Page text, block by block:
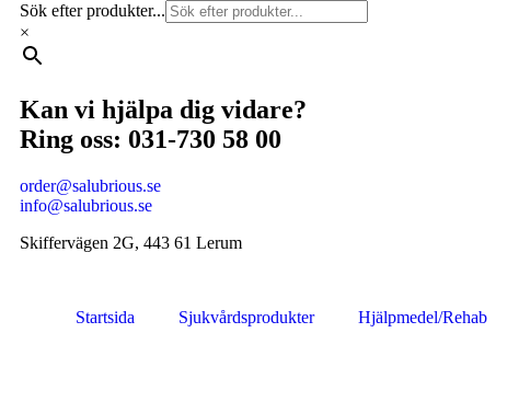
Sök efter produkter...
×
Kan vi hjälpa dig vidare?
Ring oss: 031-730 58 00
order@salubrious.se
info@salubrious.se
Skiffervägen 2G, 443 61 Lerum
Startsida Sjukvårdsprodukter Hjälpmedel/Rehab